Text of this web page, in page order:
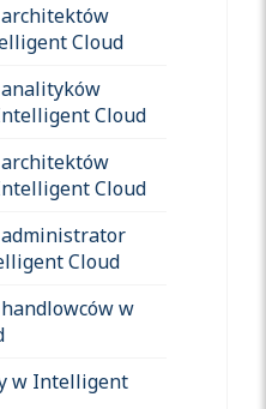
Cloud
Cloud
Cloud
Cloud
w
w Intelligent